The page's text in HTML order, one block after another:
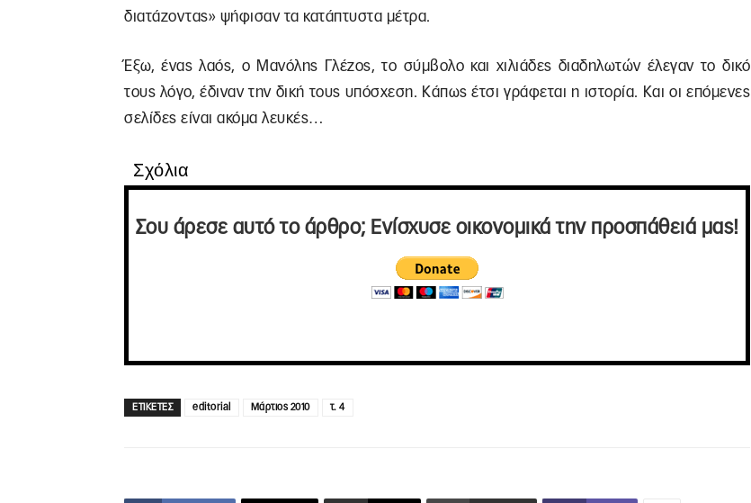
διατάζοντας» ψήφισαν τα κατάπτυστα μέτρα.
Έξω, ένας λαός, ο Μανόλης Γλέζος, το σύμβολο και χιλιάδες διαδηλωτών έλεγαν το δικό
τους λόγο, έδιναν την δική τους υπόσχεση. Κάπως έτσι γράφεται η ιστορία. Και οι επόμενες
σελίδες είναι ακόμα λευκές…
Σχόλια
Σου άρεσε αυτό το άρθρο; Ενίσχυσε οικονομικά την προσπάθειά μας!
ΕΤΙΚΕΤΕΣ editorial Μάρτιος 2010 τ. 4